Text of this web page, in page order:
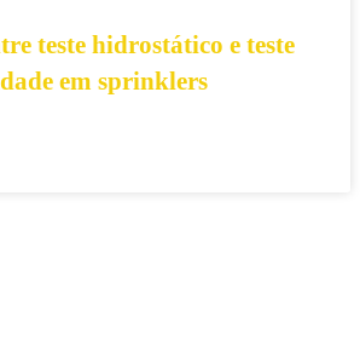
teste hidrostático e teste
em sprinklers